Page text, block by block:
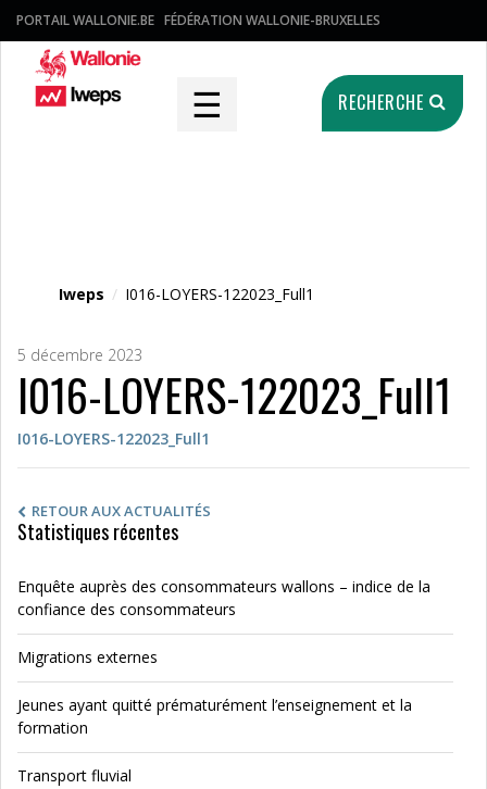
PORTAIL WALLONIE.BE FÉDÉRATION WALLONIE-BRUXELLES
☰ RECHERCHE
Iweps / I016-LOYERS-122023_Full1
5 décembre 2023
I016-LOYERS-122023_Full1
I016-LOYERS-122023_Full1
RETOUR AUX ACTUALITÉS
Statistiques récentes
Enquête auprès des consommateurs wallons – indice de la
confiance des consommateurs
Migrations externes
Jeunes ayant quitté prématurément l’enseignement et la
formation
Transport fluvial